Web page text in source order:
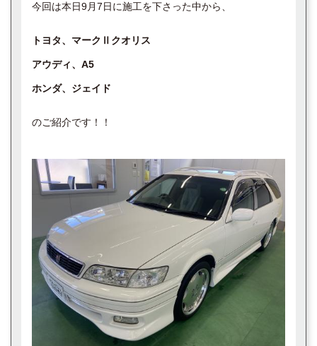
今回は本日9月7日に施工を下さった中から、
トヨタ、マークⅡクオリス
アウディ、A5
ホンダ、ジェイド
のご紹介です！！